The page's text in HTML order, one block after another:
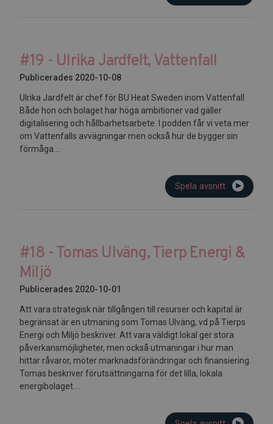
#19 - Ulrika Jardfelt, Vattenfall
Publicerades 2020-10-08
Ulrika Jardfelt är chef för BU Heat Sweden inom Vattenfall.
Både hon och bolaget har höga ambitioner vad gäller
digitalisering och hållbarhetsarbete. I podden får vi veta mer
om Vattenfalls avvägningar men också hur de bygger sin
förmåga....
Spela avsnitt
#18 - Tomas Ulväng, Tierp Energi &
Miljö
Publicerades 2020-10-01
Att vara strategisk när tillgången till resurser och kapital är
begränsat är en utmaning som Tomas Ulväng, vd på Tierps
Energi och Miljö beskriver. Att vara väldigt lokal ger stora
påverkansmöjligheter, men också utmaningar i hur man
hittar råvaror, möter marknadsförändringar och finansiering.
Tomas beskriver förutsättningarna för det lilla, lokala
energibolaget....